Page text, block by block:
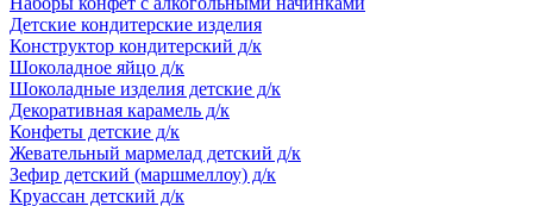
Детские кондитерские изделия
Конструктор кондитерский д/к
Шоколадное яйцо д/к
Шоколадные изделия детские д/к
Декоративная карамель д/к
Конфеты детские д/к
Жевательный мармелад детский д/к
Зефир детский (маршмеллоу) д/к
Круассан детский д/к